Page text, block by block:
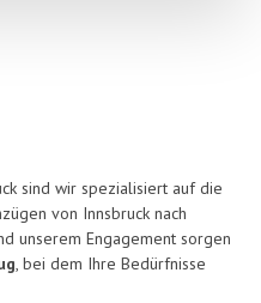
sind wir spezialisiert auf die
von Innsbruck nach
unserem Engagement sorgen
, bei dem Ihre Bedürfnisse